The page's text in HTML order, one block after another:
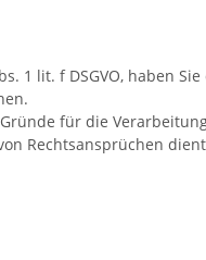
1 lit. f DSGVO, haben Sie
für die
Rechtsansprüchen